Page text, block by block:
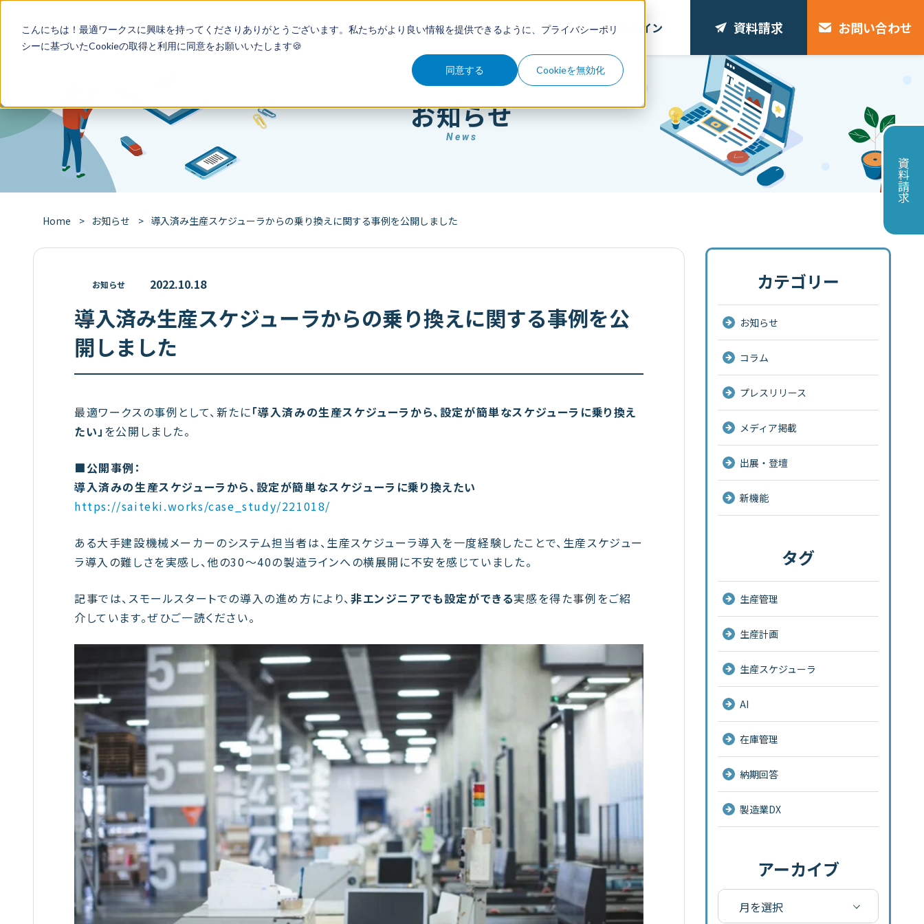
こんにちは！最適ワークスに興味を持ってくださりありがとうございます。私たちがより良い情報を提供できるように、 プライバシーポリ
シーに基づいたCookieの取得と利用に同意をお願いいたします🍪
同意する Cookieを無効化
特徴 導入事例 セミナー コラム お知らせ ログイン 資料請求 お問い合わせ
資料請求
お知らせ
News
Home お知らせ 導入済み生産スケジューラからの乗り換えに関する事例を公開しました
お知らせ 2022.10.18
導入済み生産スケジューラからの乗り換えに関する事例を公
開しました
最適ワークスの事例として、新たに「導入済みの生産スケジューラから、設定が簡単なスケジューラに乗り換え
たい」 を公開しました。
■公開事例：
導入済みの生産スケジューラから、設定が簡単なスケジューラに乗り換えたい
https://saiteki.works/case_study/221018/
ある大手建設機械メーカーのシステム担当者は、生産スケジューラ導入を一度経験したことで、生産スケジュー
ラ導入の難しさを実感し、他の30〜40の製造ラインへの横展開に不安を感じていました。
記事では、スモールスタートでの導入の進め方により、非エンジニアでも設定ができる実感を得た事例をご紹
介しています。ぜひご一読ください。
カテゴリー
お知らせ
コラム
プレスリリース
メディア掲載
出展・登壇
新機能
タグ
生産管理
生産計画
生産スケジューラ
AI
在庫管理
納期回答
製造業DX
アーカイブ